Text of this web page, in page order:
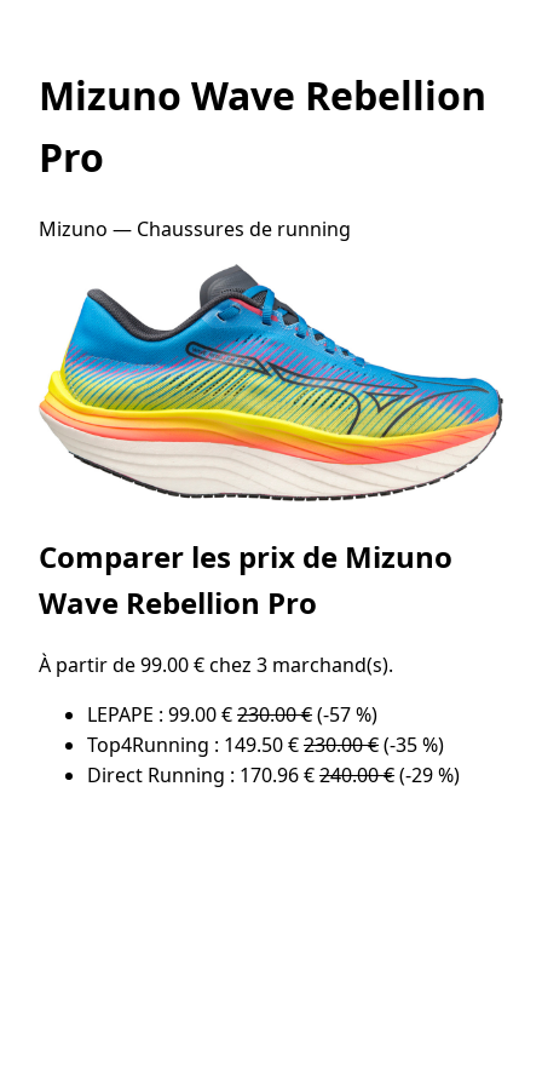
Mizuno Wave Rebellion
Pro
Mizuno — Chaussures de running
Comparer les prix de Mizuno
Wave Rebellion Pro
À partir de 99.00 € chez 3 marchand(s).
LEPAPE : 99.00 €230.00 €(-57 %)
Top4Running : 149.50 €230.00 €(-35 %)
Direct Running : 170.96 €240.00 €(-29 %)